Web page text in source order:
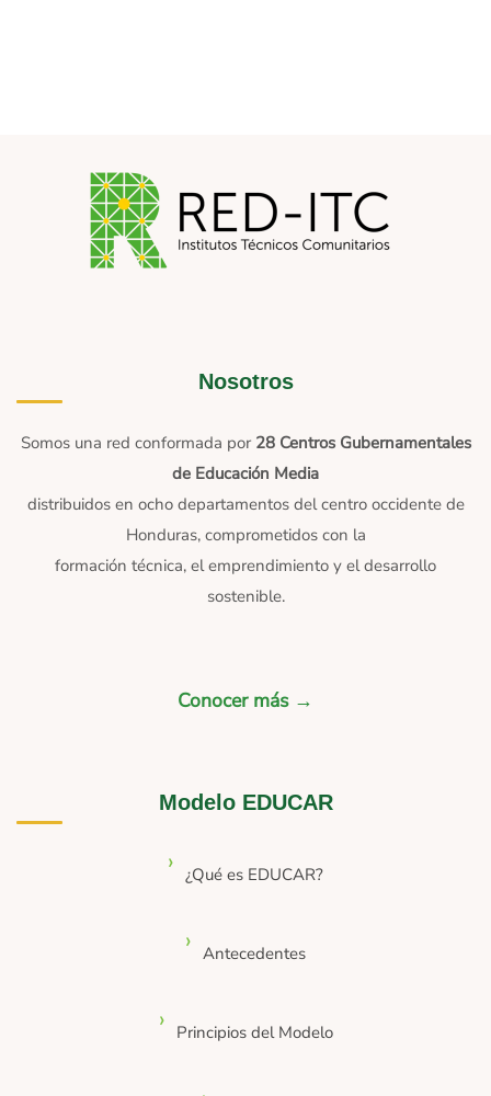
Nosotros
Somos una red conformada por 28 Centros Gubernamentales
de Educación Media
distribuidos en ocho departamentos del centro occidente de
Honduras, comprometidos con la
formación técnica, el emprendimiento y el desarrollo
sostenible.
Conocer más →
Modelo EDUCAR
¿Qué es EDUCAR?
Antecedentes
Principios del Modelo